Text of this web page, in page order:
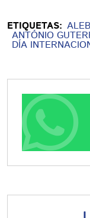
ETIQUETAS:
ANTÓNIO
DÍA